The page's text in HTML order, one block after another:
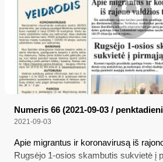
Numeris 66 (2021-09-03 /
2021-09-03
Apie migrantus ir koronavirusą iš
Rugsėjo 1-osios skambutis sukvietė į